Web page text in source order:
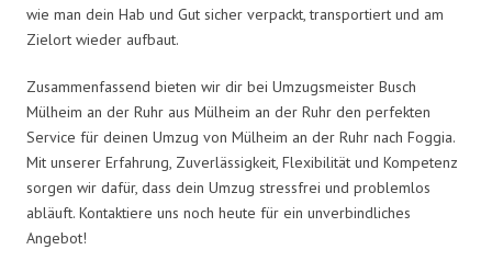
wie man dein Hab und Gut sicher verpackt, transportiert und am
Zielort wieder aufbaut.
Zusammenfassend bieten wir dir bei Umzugsmeister Busch
Mülheim an der Ruhr aus Mülheim an der Ruhr den perfekten
Service für deinen Umzug von Mülheim an der Ruhr nach Foggia.
Mit unserer Erfahrung, Zuverlässigkeit, Flexibilität und Kompetenz
sorgen wir dafür, dass dein Umzug stressfrei und problemlos
abläuft. Kontaktiere uns noch heute für ein unverbindliches
Angebot!